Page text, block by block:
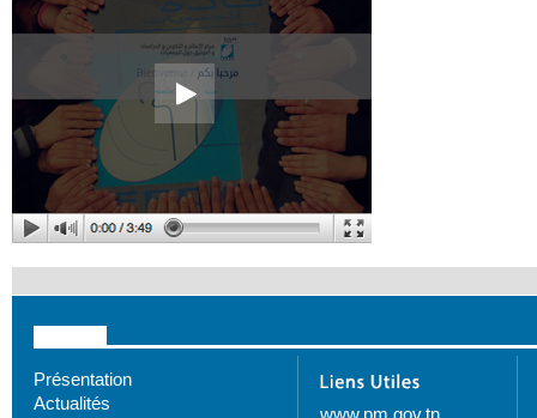
Présentation
Actualités
www.pm.gov.tn